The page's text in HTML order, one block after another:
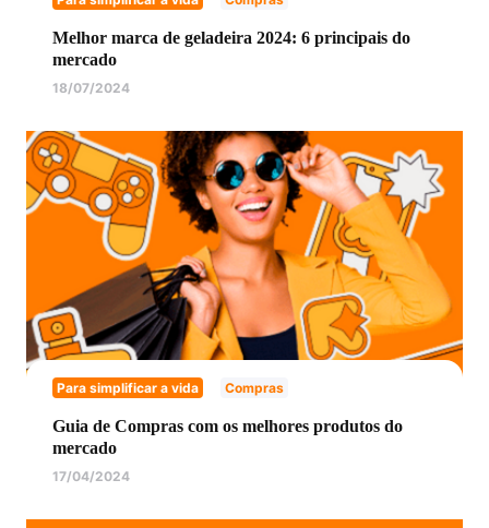
Melhor marca de geladeira 2024: 6 principais do
mercado
18/07/2024
Para simplificar a vida Compras
Guia de Compras com os melhores produtos do
mercado
17/04/2024